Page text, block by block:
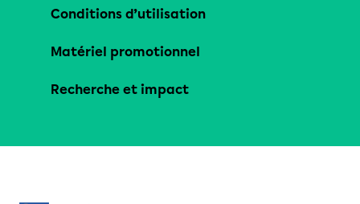
Conditions d’utilisation
Matériel promotionnel
Recherche et impact